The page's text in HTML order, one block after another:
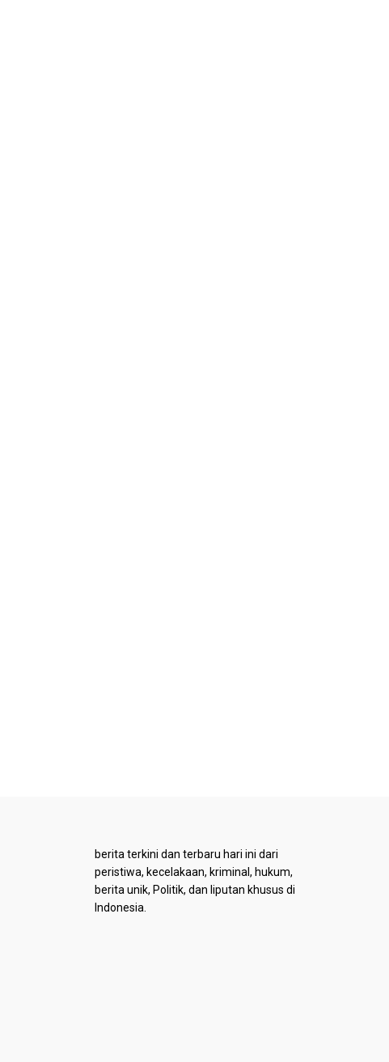
berita terkini dan terbaru hari ini dari
peristiwa, kecelakaan, kriminal, hukum,
berita unik, Politik, dan liputan khusus di
Indonesia.